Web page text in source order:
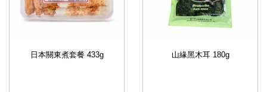
日本關東煮套餐 433g 山緣黑木耳 180g